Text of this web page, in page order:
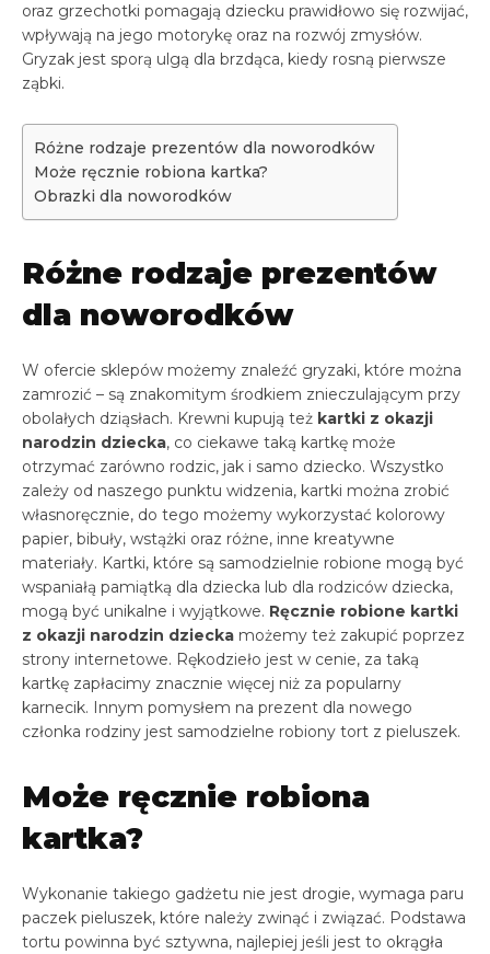
oraz grzechotki pomagają dziecku prawidłowo się rozwijać,
wpływają na jego motorykę oraz na rozwój zmysłów.
Gryzak jest sporą ulgą dla brzdąca, kiedy rosną pierwsze
ząbki.
Różne rodzaje prezentów dla noworodków
Może ręcznie robiona kartka?
Obrazki dla noworodków
Różne rodzaje prezentów
dla noworodków
W ofercie sklepów możemy znaleźć gryzaki, które można
zamrozić – są znakomitym środkiem znieczulającym przy
obolałych dziąsłach. Krewni kupują też kartki z okazji
narodzin dziecka, co ciekawe taką kartkę może
otrzymać zarówno rodzic, jak i samo dziecko. Wszystko
zależy od naszego punktu widzenia, kartki można zrobić
własnoręcznie, do tego możemy wykorzystać kolorowy
papier, bibuły, wstążki oraz różne, inne kreatywne
materiały. Kartki, które są samodzielnie robione mogą być
wspaniałą pamiątką dla dziecka lub dla rodziców dziecka,
mogą być unikalne i wyjątkowe. Ręcznie robione kartki
z okazji narodzin dziecka możemy też zakupić poprzez
strony internetowe. Rękodzieło jest w cenie, za taką
kartkę zapłacimy znacznie więcej niż za popularny
karnecik. Innym pomysłem na prezent dla nowego
członka rodziny jest samodzielne robiony tort z pieluszek.
Może ręcznie robiona
kartka?
Wykonanie takiego gadżetu nie jest drogie, wymaga paru
paczek pieluszek, które należy zwinąć i związać. Podstawa
tortu powinna być sztywna, najlepiej jeśli jest to okrągła